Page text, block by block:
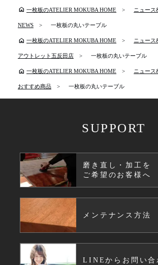
home 一枚板のATELIER MOKUBA HOME ニュース
NEWS 一枚板の丸いテーブル
home 一枚板のATELIER MOKUBA HOME ニュース
アウトレット五反田店 一枚板の丸いテーブル
home 一枚板のATELIER MOKUBA HOME ニュース
おすすめ商品 一枚板の丸いテーブル
SUPPORT
磨き直し・加工を
ご希望のお客様へ
メンテナンス方法
LINEからお問い合